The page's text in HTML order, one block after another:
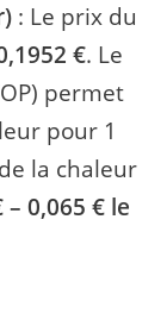
: Le prix du
€. Le
permet
pour 1
la chaleur
– 0,065 € le